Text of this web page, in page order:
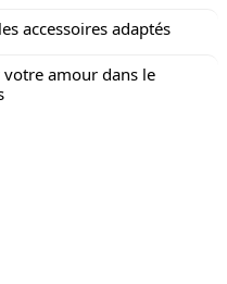
accessoires adaptés
votre amour dans le